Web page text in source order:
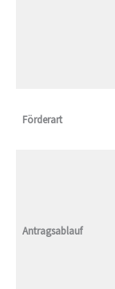
Förderart
Antragsablauf